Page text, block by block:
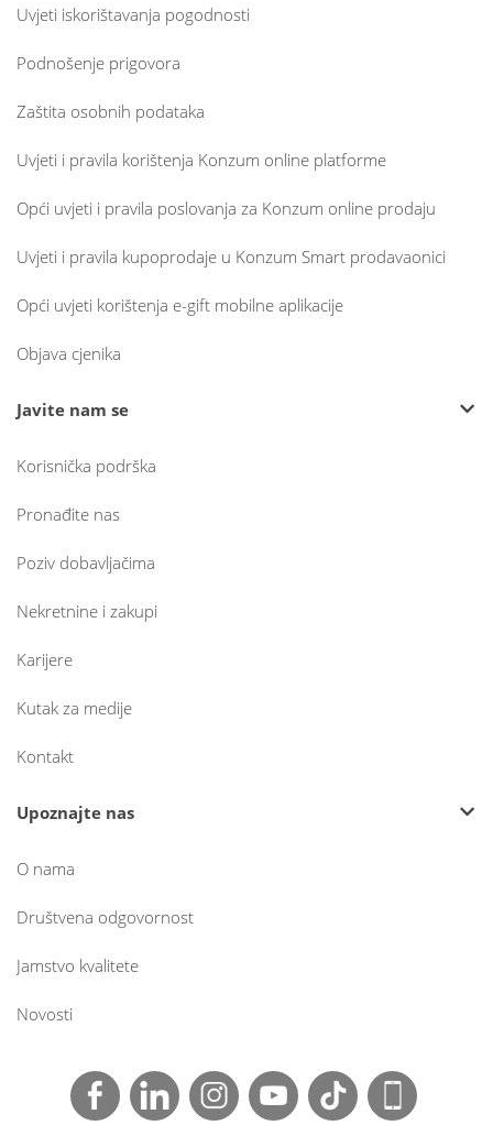
Uvjeti iskorištavanja pogodnosti
Podnošenje prigovora
Zaštita osobnih podataka
Uvjeti i pravila korištenja Konzum online platforme
Opći uvjeti i pravila poslovanja za Konzum online prodaju
Uvjeti i pravila kupoprodaje u Konzum Smart prodavaonici
Opći uvjeti korištenja e-gift mobilne aplikacije
Objava cjenika
Javite nam se
Korisnička podrška
Pronađite nas
Poziv dobavljačima
Nekretnine i zakupi
Karijere
Kutak za medije
Kontakt
Upoznajte nas
O nama
Društvena odgovornost
Jamstvo kvalitete
Novosti